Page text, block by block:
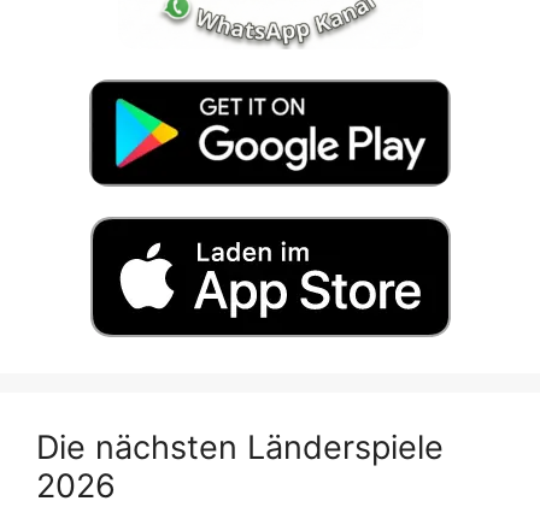
Die nächsten Länderspiele
2026